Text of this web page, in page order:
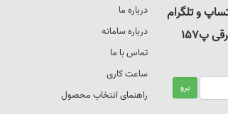
درباره ما
درباره سامانه
تماس با ما
ساعت کاری
راهنمای انتخاب محصول